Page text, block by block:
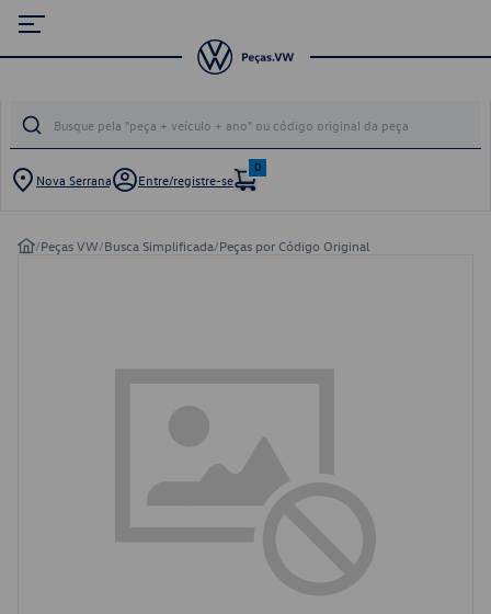
Nova Serrana Entre/registre-se
0
/Peças VW/Busca Simplificada/Peças por Código Original